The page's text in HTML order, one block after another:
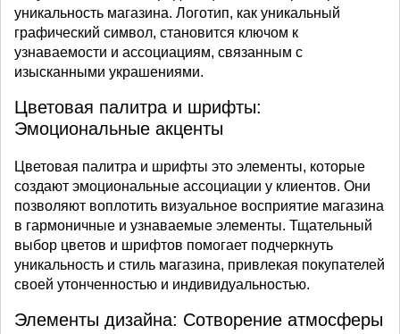
уникальность магазина. Логотип, как уникальный
графический символ, становится ключом к
узнаваемости и ассоциациям, связанным с
изысканными украшениями.
Цветовая палитра и шрифты:
Эмоциональные акценты
Цветовая палитра и шрифты это элементы, которые
создают эмоциональные ассоциации у клиентов. Они
позволяют воплотить визуальное восприятие магазина
в гармоничные и узнаваемые элементы. Тщательный
выбор цветов и шрифтов помогает подчеркнуть
уникальность и стиль магазина, привлекая покупателей
своей утонченностью и индивидуальностью.
Элементы дизайна: Сотворение атмосферы